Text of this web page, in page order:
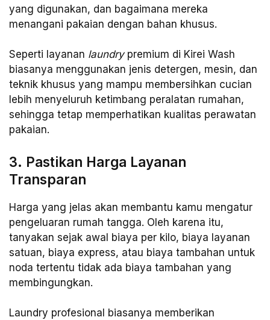
yang digunakan, dan bagaimana mereka
menangani pakaian dengan bahan khusus.
Seperti layanan laundrypremium di Kirei Wash
biasanya menggunakan jenis detergen, mesin, dan
teknik khusus yang mampu membersihkan cucian
lebih menyeluruh ketimbang peralatan rumahan,
sehingga tetap memperhatikan kualitas perawatan
pakaian.
3. Pastikan Harga Layanan
Transparan
Harga yang jelas akan membantu kamu mengatur
pengeluaran rumah tangga. Oleh karena itu,
tanyakan sejak awal biaya per kilo, biaya layanan
satuan, biaya express, atau biaya tambahan untuk
noda tertentu tidak ada biaya tambahan yang
membingungkan.
Laundry profesional biasanya memberikan